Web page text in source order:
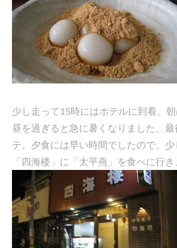
少し走って15時にはホテルに到着。
昼を過ぎると急に暑くなりました、
テ。夕食には早い時間でしたので、
「四海楼」に「太平燕」を食べに行き